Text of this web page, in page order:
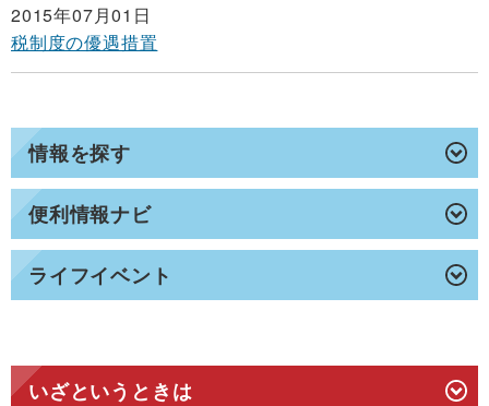
情報を探す
便利情報ナビ
ライフイベント
2015年07月01日
税制度の優遇措置
いざというときは